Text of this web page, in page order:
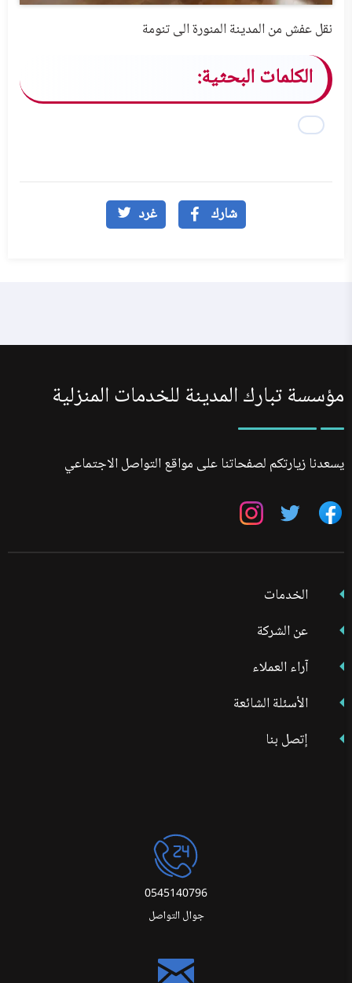
نقل عفش من المدينة المنورة الى تنومة
الكلمات البحثية:
شارك غرد
مؤسسة تبارك المدينة للخدمات المنزلية
يسعدنا زيارتكم لصفحاتنا على مواقع التواصل الاجتماعي
تابعنا
فيسبوك
تابعنا
على
تويتر
تابعنا
انستجرام
الخدمات
عن الشركة
آراء العملاء
الأسئلة الشائعة
إتصل بنا
0545140796
جوال التواصل